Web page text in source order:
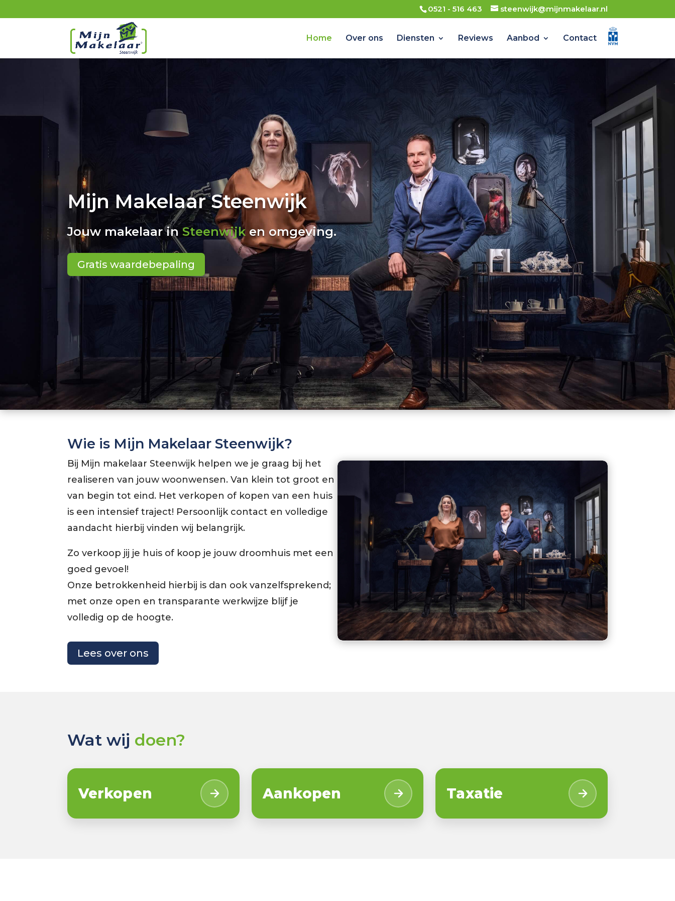
0521 - 516 463 steenwijk@mijnmakelaar.nl
Home Over ons Diensten Reviews Aanbod Contact
Mijn Makelaar Steenwijk
Jouw makelaar inSteenwijk en omgeving.
Gratis waardebepaling
Wie is Mijn Makelaar Steenwijk?
Bij Mijn makelaar Steenwijk helpen we je graag bij het
realiseren van jouw woonwensen. Van klein tot groot en
van begin tot eind. Het verkopen of kopen van een huis
is een intensief traject! Persoonlijk contact en volledige
aandacht hierbij vinden wij belangrijk.
Zo verkoop jij je huis of koop je jouw droomhuis met een
goed gevoel!
Onze betrokkenheid hierbij is dan ook vanzelfsprekend;
met onze open en transparante werkwijze blijf je
volledig op de hoogte.
Lees over ons
Wat wij doen?
Verkopen Aankopen Taxatie